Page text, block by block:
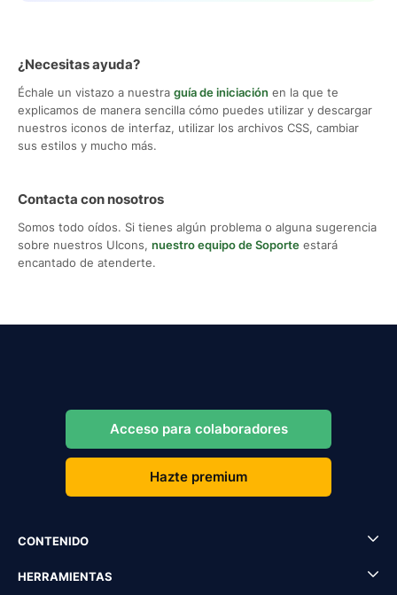
¿Necesitas ayuda?
Échale un vistazo a nuestra guía de iniciación en la que te
explicamos de manera sencilla cómo puedes utilizar y descargar
nuestros iconos de interfaz, utilizar los archivos CSS, cambiar
sus estilos y mucho más.
Contacta con nosotros
Somos todo oídos. Si tienes algún problema o alguna sugerencia
sobre nuestros UIcons, nuestro equipo de Soporte estará
encantado de atenderte.
Acceso para colaboradores
Hazte premium
CONTENIDO
HERRAMIENTAS